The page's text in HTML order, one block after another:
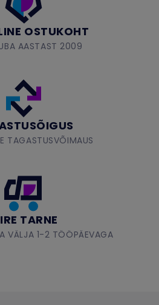
OSTUKOHT
AASTAST 2009
TAGASTUSVÕIMAUS
TARNE
VÄLJA 1-2 TÖÖPÄEVAGA